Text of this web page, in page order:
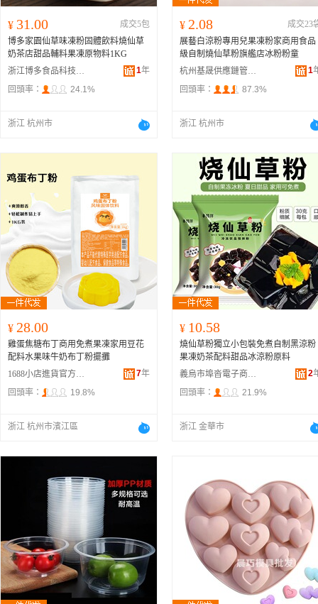
¥ 31.00
成交5包
博多家園仙草味凍粉固體飲料燒仙草
奶茶店甜品輔料果凍原物料1KG
浙江博多食品科技有限責任公司
1年
回頭率：
24.1%
浙江 杭州市
¥ 2.08
成交23
展藝白涼粉專用兒果凍粉家商用食品
級自制燒仙草粉旗艦店冰粉粉童
杭州基晟供應鏈管理有限公司
1
回頭率：
87.3%
浙江 杭州市
¥ 28.00
雞蛋焦糖布丁商用免煮果凍家用豆花
配料水果味牛奶布丁粉擺攤
1688小店進貨官方供應鏈
7年
回頭率：
19.8%
浙江 杭州市濱江區
¥ 10.58
燒仙草粉獨立小包裝免煮自制黑涼粉
果凍奶茶配料甜品冰涼粉原料
義烏市埠沓電子商務商行
2
回頭率：
21.9%
浙江 金華市